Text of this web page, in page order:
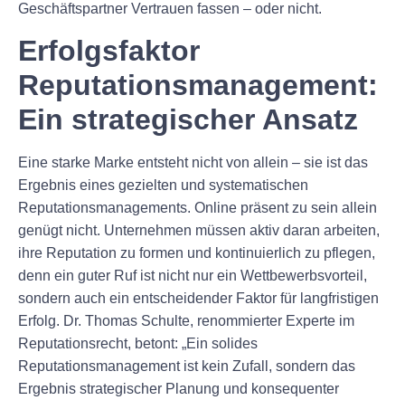
Geschäftspartner Vertrauen fassen – oder nicht.
Erfolgsfaktor
Reputationsmanagement:
Ein strategischer Ansatz
Eine starke Marke entsteht nicht von allein – sie ist das
Ergebnis eines gezielten und systematischen
Reputationsmanagements. Online präsent zu sein allein
genügt nicht. Unternehmen müssen aktiv daran arbeiten,
ihre Reputation zu formen und kontinuierlich zu pflegen,
denn ein guter Ruf ist nicht nur ein Wettbewerbsvorteil,
sondern auch ein entscheidender Faktor für langfristigen
Erfolg. Dr. Thomas Schulte, renommierter Experte im
Reputationsrecht, betont: „Ein solides
Reputationsmanagement ist kein Zufall, sondern das
Ergebnis strategischer Planung und konsequenter